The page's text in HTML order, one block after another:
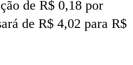
de R$ 0,18 por
de R$ 4,02 para R$